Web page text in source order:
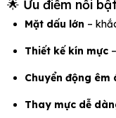
🌟 Ưu điểm nổi bật
Mặt dấu lớn –
Thiết kế kín mực
Chuyển động êm
Thay mực dễ